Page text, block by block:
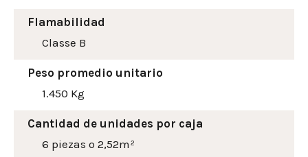
Flamabilidad
Classe B
Peso promedio unitario
1.450 Kg
Cantidad de unidades por caja
6 piezas o 2,52m²